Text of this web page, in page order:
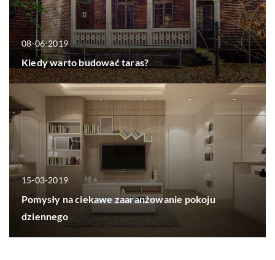
08-06-2019
Kiedy warto budować taras?
15-03-2019
Pomysły na ciekawe zaaranżowanie pokoju
dziennego